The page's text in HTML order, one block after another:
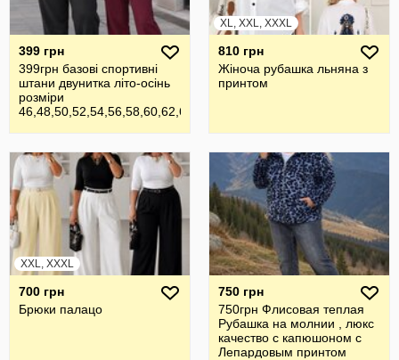
399 грн
399грн базові спортивні
штани двунитка літо-осінь
розміри
46,48,50,52,54,56,58,60,62,64
XL, XXL, XXXL
810 грн
Жiноча рубашка льняна з
принтом
XXL, XXXL
700 грн
Брюки палацо
750 грн
750грн Флисовая теплая
Рубашка на молнии , люкс
качество с капюшоном с
Лепардовым принтом